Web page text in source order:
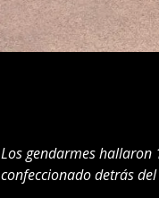
Los gendarmes hallaron
confeccionado detrás